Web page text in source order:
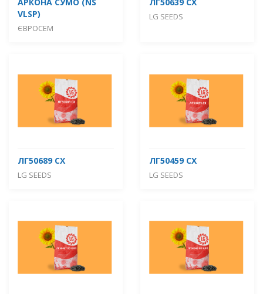
VLSP)
ЄВРОСЕМ
LG SEEDS
ЛГ50689 СХ
LG SEEDS
ЛГ50459 СХ
LG SEEDS